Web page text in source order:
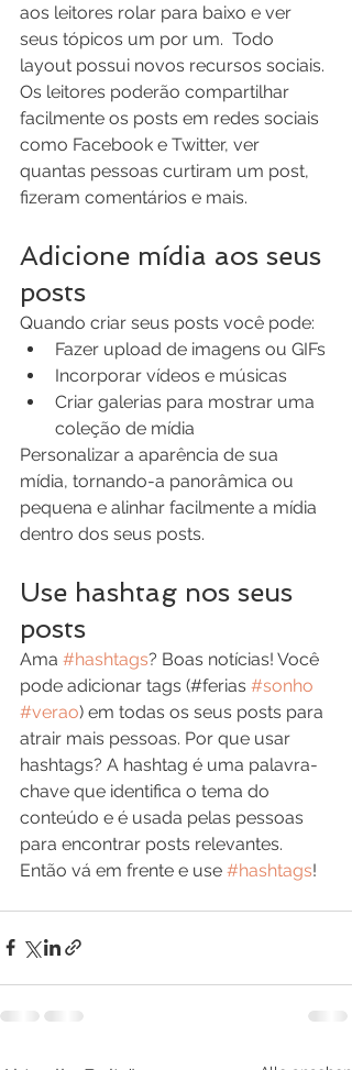
aos leitores rolar para baixo e ver
seus tópicos um por um.  Todo
layout possui novos recursos sociais.
Os leitores poderão compartilhar
facilmente os posts em redes sociais
como Facebook e Twitter, ver
quantas pessoas curtiram um post,
fizeram comentários e mais.
Adicione mídia aos seus
posts
Quando criar seus posts você pode:
Fazer upload de imagens ou GIFs
Incorporar vídeos e músicas
Criar galerias para mostrar uma
coleção de mídia
Personalizar a aparência de sua
mídia, tornando-a panorâmica ou
pequena e alinhar facilmente a mídia
dentro dos seus posts.
Use hashtag nos seus
posts
Ama #hashtags? Boas notícias! Você
pode adicionar tags (#ferias #sonho
#verao) em todas os seus posts para
atrair mais pessoas. Por que usar
hashtags? A hashtag é uma palavra-
chave que identifica o tema do
conteúdo e é usada pelas pessoas
para encontrar posts relevantes.
Então vá em frente e use #hashtags!